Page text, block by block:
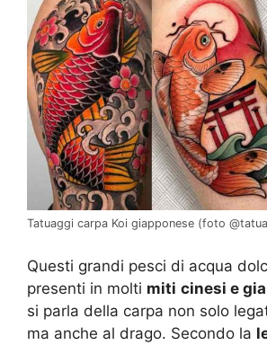
Tatuaggi carpa Koi giapponese (foto
Questi grandi pesci di acqua
presenti in molti miti cinesi e
si parla della carpa non solo
ma anche al drago. Secondo la